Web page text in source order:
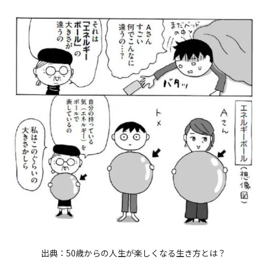
出典： 50歳からの人生が楽しくなる生き方とは？